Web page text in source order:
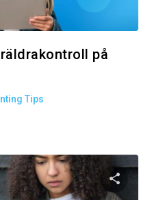
på
Tips